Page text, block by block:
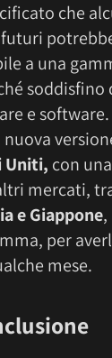
che
a una
e
Uniti, con
mercati,
e Giappone
per
mese.